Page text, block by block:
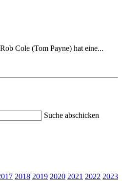
Cole (Tom Payne) hat eine...
Suche abschicken
2018 2019 2020 2021 2022 2023